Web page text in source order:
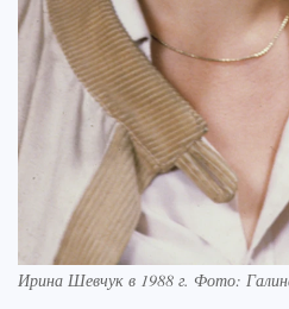
Ирина Шевчук в 1988 г. Фото: